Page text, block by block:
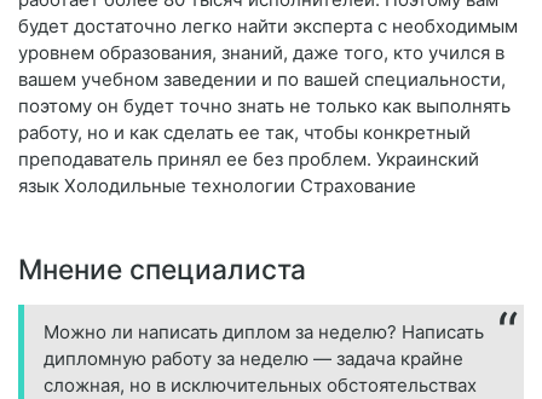
будет достаточно легко найти эксперта с необходимым
уровнем образования, знаний, даже того, кто учился в
вашем учебном заведении и по вашей специальности,
поэтому он будет точно знать не только как выполнять
работу, но и как сделать ее так, чтобы конкретный
преподаватель принял ее без проблем. Украинский
язык Холодильные технологии Страхование
Мнение специалиста
Можно ли написать диплом за неделю? Написать
дипломную работу за неделю — задача крайне
сложная, но в исключительных обстоятельствах